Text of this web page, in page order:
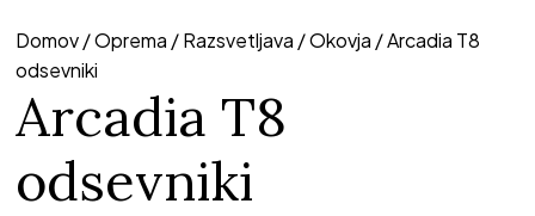
Domov/Oprema /Razsvetljava /Okovja / Arcadia T8
odsevniki
Arcadia T8
odsevniki